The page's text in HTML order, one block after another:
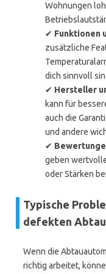
Wohnungen
✔ Funktionen
zusätzliche
dich sinnvoll
✔ Hersteller
kann für
auch die
und andere
✔
geben
oder Stärken
Typische
defekten
Wenn die
richtig arbeitet,